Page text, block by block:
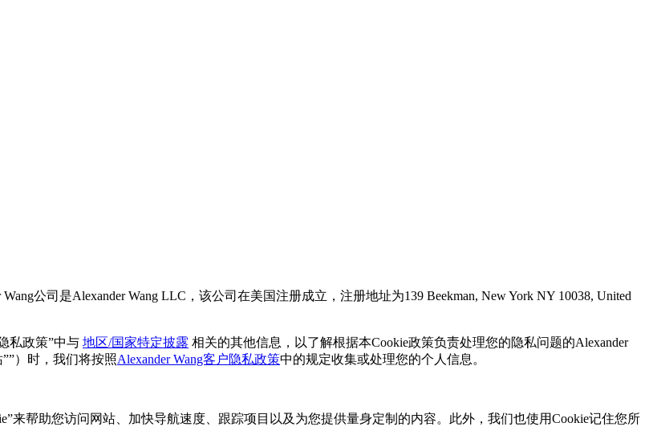
公司是Alexander Wang LLC，该公司在美国注册成立，注册地址为139 Beekman, New York NY 10038, United
私政策”中与 地区/国家特定披露 相关的其他信息，以了解根据本Cookie政策负责处理您的隐私问题的Alexander
）时，我们将按照Alexander Wang客户隐私政策中的规定收集或处理您的个人信息。
来帮助您访问网站、加快导航速度、跟踪项目以及为您提供量身定制的内容。此外，我们也使用Cookie记住您所